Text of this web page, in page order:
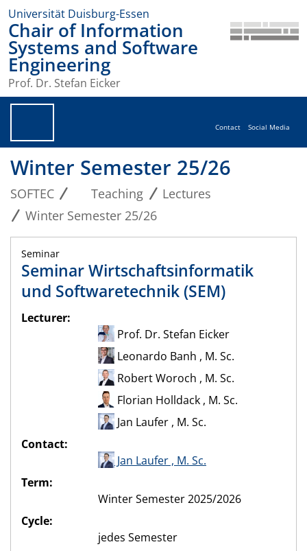
Universität Duisburg-Essen
Chair of Information
Systems and Software
Engineering
Prof. Dr. Stefan Eicker
Contact Social Media
Winter Semester 25/26
SOFTEC Teaching
Lectures
Winter Semester 25/26
Seminar
Seminar Wirtschaftsinformatik
und Softwaretechnik (SEM)
Lecturer:
Prof. Dr. Stefan Eicker
Leonardo Banh , M. Sc.
Robert Woroch , M. Sc.
Florian Holldack , M. Sc.
Jan Laufer , M. Sc.
Contact:
Jan Laufer , M. Sc.
Term:
Winter Semester 2025/2026
Cycle:
jedes Semester